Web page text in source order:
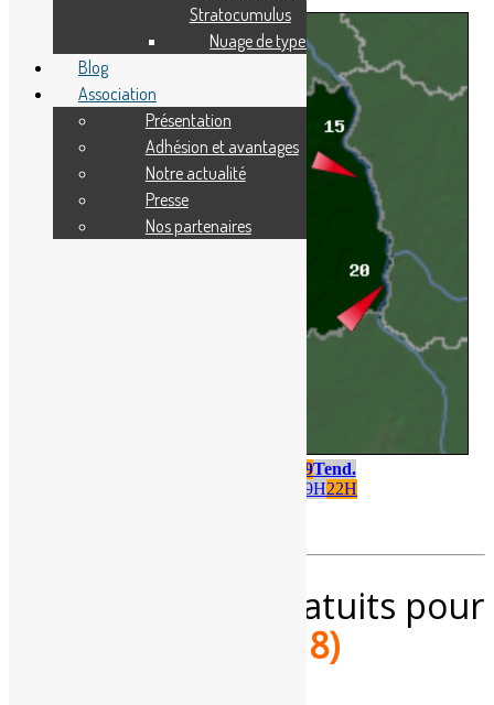
Dim. 09Tend.
19H22H
Services météo gratuits pour
(18)
Stratocumulus
Nuage de type Stratus
Blog
Association
Présentation
Adhésion et avantages
Notre actualité
Presse
Nos partenaires